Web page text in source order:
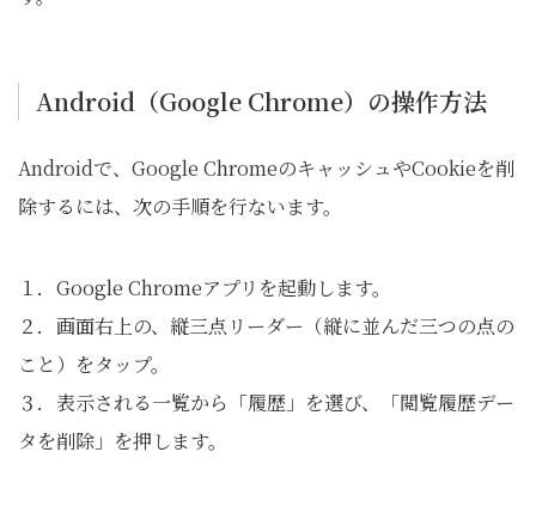
Android（Google Chrome）の操作方法
Androidで、Google ChromeのキャッシュやCookieを削
除するには、次の手順を行ないます。
１．Google Chromeアプリを起動します。
２．画面右上の、縦三点リーダー（縦に並んだ三つの点の
こと）をタップ。
３．表示される一覧から「履歴」を選び、「閲覧履歴デー
タを削除」を押します。